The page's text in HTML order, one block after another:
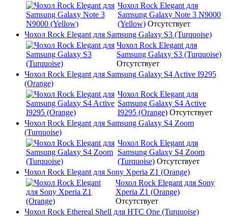
Чохол Rock Elegant для
Samsung Galaxy Note 3 N9000
(Yellow) Отсутствует
Чохол Rock Elegant для Samsung Galaxy S3 (Turquoise)
Чохол Rock Elegant для
Samsung Galaxy S3 (Turquoise)
Отсутствует
Чохол Rock Elegant для Samsung Galaxy S4 Active I9295
(Orange)
Чохол Rock Elegant для
Samsung Galaxy S4 Active
I9295 (Orange) Отсутствует
Чохол Rock Elegant для Samsung Galaxy S4 Zoom
(Turquoise)
Чохол Rock Elegant для
Samsung Galaxy S4 Zoom
(Turquoise) Отсутствует
Чохол Rock Elegant для Sony Xperia Z1 (Orange)
Чохол Rock Elegant для Sony
Xperia Z1 (Orange)
Отсутствует
Чохол Rock Ethereal Shell для HTC One (Turquoise)